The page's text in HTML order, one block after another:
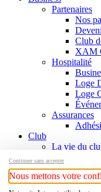
Partenaires
Nos
Club
XAM
Hospitalité
Loge
Loge
Assurances
Club
La vie du
Histoire
Continuer sans accepter
Nous mettons votre